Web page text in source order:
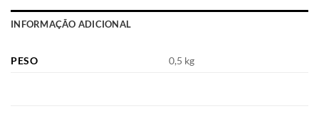
INFORMAÇÃO ADICIONAL
PESO 0,5 kg